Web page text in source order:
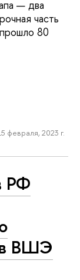
— два
часть
80
февраля, 2023 г.
РФ
ВШЭ